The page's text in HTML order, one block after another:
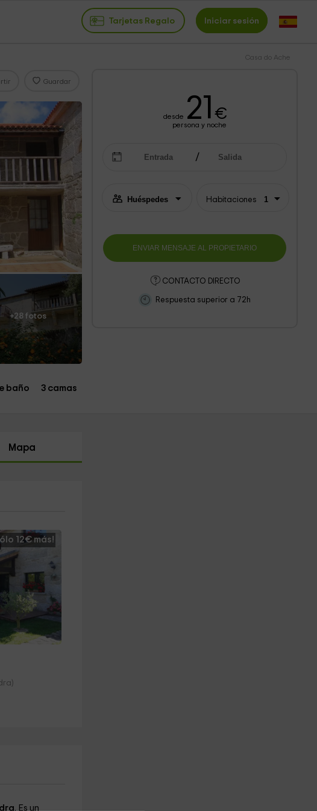
Tarjetas Regalo Iniciar sesión
Casa do Ache
Guardar
+28 fotos
desde 21 €
persona y noche
Habitaciones
CONTACTO DIRECTO
Respuesta superior a 72h
baño 3 camas
Mapa
12€ más!
. Es un